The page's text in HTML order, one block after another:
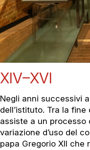
XIV–XVI
Negli anni successivi
dell’istituto. Tra la fine
assiste a un
variazione d’uso del
papa Gregorio XII che